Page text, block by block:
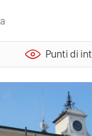
Punti di